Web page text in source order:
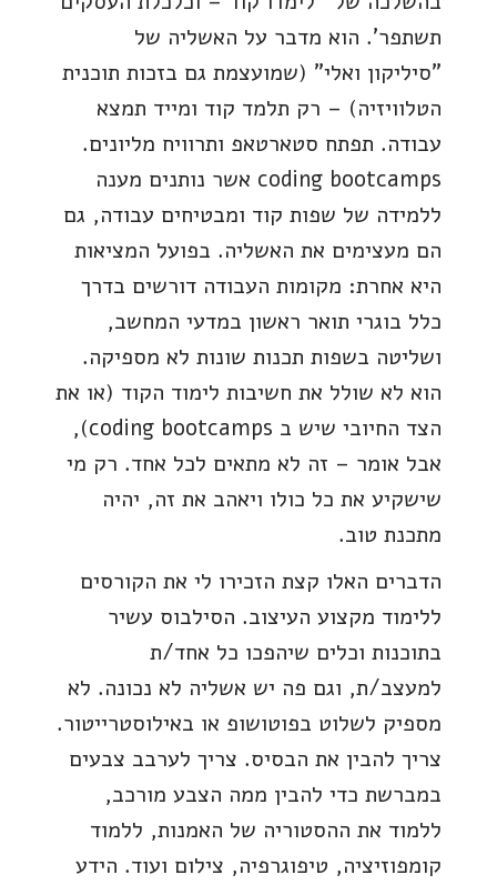
תשתפר'. הוא מדבר על האשליה של
"סיליקון ואלי" (שמועצמת גם בזכות תוכנית
הטלוויזיה) – רק תלמד קוד ומייד תמצא
עבודה. תפתח סטארטאפ ותרוויח מליונים.
coding bootcamps אשר נותנים מענה
ללמידה של שפות קוד ומבטיחים עבודה, גם
הם מעצימים את האשליה. בפועל המציאות
היא אחרת: מקומות העבודה דורשים בדרך
כלל בוגרי תואר ראשון במדעי המחשב,
ושליטה בשפות תכנות שונות לא מספיקה.
הוא לא שולל את חשיבות לימוד הקוד (או את
הצד החיובי שיש ב coding bootcamps),
אבל אומר – זה לא מתאים לכל אחד. רק מי
שישקיע את כל כולו ויאהב את זה, יהיה
מתכנת טוב.
הדברים האלו קצת הזכירו לי את הקורסים
ללימוד מקצוע העיצוב. הסילבוס עשיר
בתוכנות וכלים שיהפכו כל אחד/ת
למעצב/ת, וגם פה יש אשליה לא נכונה. לא
מספיק לשלוט בפוטושופ או באילוסטרייטור.
צריך להבין את הבסיס. צריך לערבב צבעים
במברשת כדי להבין ממה הצבע מורכב,
ללמוד את ההסטוריה של האמנות, ללמוד
קומפוזיציה, טיפוגרפיה, צילום ועוד. הידע